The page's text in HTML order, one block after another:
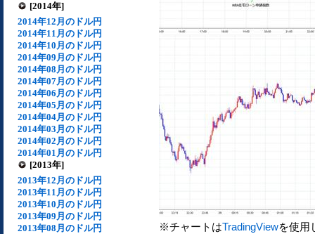
[2014年]
2014年12月のドル円
2014年11月のドル円
2014年10月のドル円
2014年09月のドル円
2014年08月のドル円
2014年07月のドル円
2014年06月のドル円
2014年05月のドル円
2014年04月のドル円
2014年03月のドル円
2014年02月のドル円
2014年01月のドル円
[2013年]
2013年12月のドル円
2013年11月のドル円
2013年10月のドル円
2013年09月のドル円
2013年08月のドル円
※チャートはTradingViewを使用